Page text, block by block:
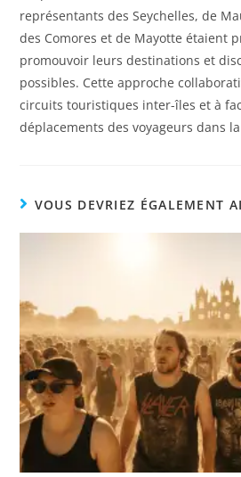
représentants des Seychelles, de
des Comores et de Mayotte étaient
promouvoir leurs destinations et
possibles. Cette approche
circuits touristiques inter-îles et à
déplacements des voyageurs dans
VOUS DEVRIEZ ÉGALEMENT